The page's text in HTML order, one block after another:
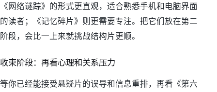
《网络谜踪》的形式更直观，适合熟悉手机和电脑界面
的读者；《记忆碎片》则更需要专注。把它们放在第二
阶段，会比一上来就挑战结构片更顺。
收束阶段：再看心理和关系压力
等你已经能接受悬疑片的误导和信息重排，再看《第六